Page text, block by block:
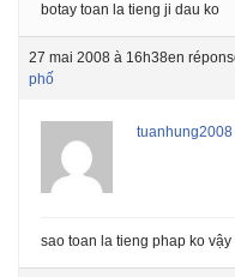
botay toan la tieng ji dau ko
27 mai 2008 à 16h38en
phố
tuanhung2008
sao toan la tieng phap ko vậy